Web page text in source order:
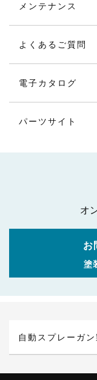
メンテナンス
よくあるご質問
電子カタログ
パーツサイト
オ
お
塗
自動スプレーガ